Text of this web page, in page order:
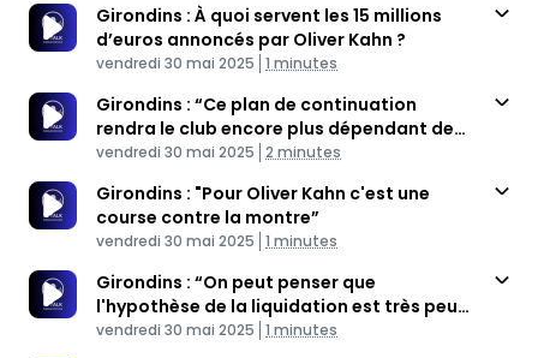
Girondins : À quoi servent les 15 millions
d’euros annoncés par Oliver Kahn ?
Published At
vendredi 30 mai 2025 Time
1 minutes
Girondins : “Ce plan de continuation
rendra le club encore plus dépendant de
Gérard Lopez”
Published At
vendredi 30 mai 2025 Time
2 minutes
Girondins : "Pour Oliver Kahn c'est une
course contre la montre”
Published At
vendredi 30 mai 2025 Time
1 minutes
Girondins : “On peut penser que
l'hypothèse de la liquidation est très peu
probable"
Published At
vendredi 30 mai 2025 Time
1 minutes